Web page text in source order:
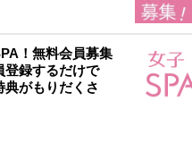
！無料会員募集
登録するだけで
典がもりだくさ